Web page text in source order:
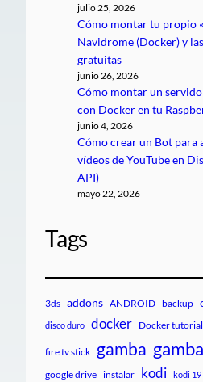
julio 25, 2026
Cómo montar tu propio
Navidrome (Docker) y
gratuitas
junio 26, 2026
Cómo montar un
con Docker en tu
junio 4, 2026
Cómo crear un Bot para
vídeos de YouTube en
API)
mayo 22, 2026
Tags
3ds addons ANDROID backup
disco duro docker Docker tutorial
fire tv stick gamba
google drive instalar kodi kodi 19